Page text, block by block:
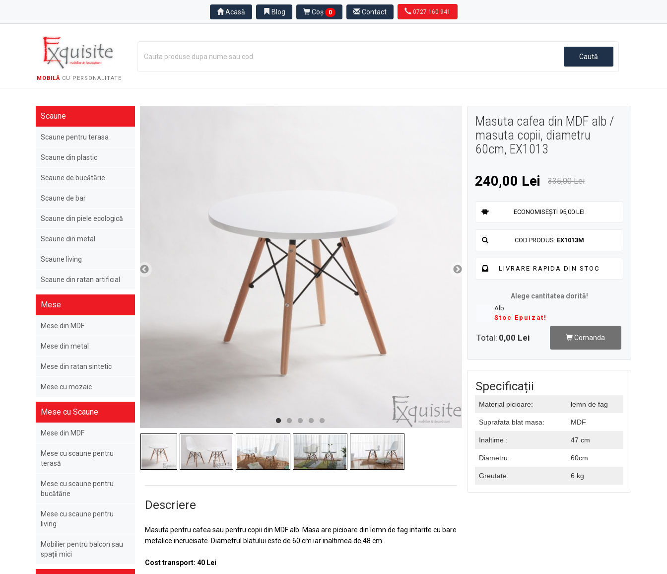
Acasă Blog Coș 0 Contact 0727 160 941
MOBILĂ CU PERSONALITATE
Scaune
Scaune pentru terasa
Scaune din plastic
Scaune de bucătărie
Scaune de bar
Scaune din piele ecologică
Scaune din metal
Scaune living
Scaune din ratan artificial
Mese
Mese din MDF
Mese din metal
Mese din ratan sintetic
Mese cu mozaic
Mese cu Scaune
Mese din MDF
Mese cu scaune pentru
terasă
Mese cu scaune pentru
bucătărie
Mese cu scaune pentru
living
Mobilier pentru balcon sau
spații mici
Descriere
Masuta pentru cafea sau pentru copii din MDF alb. Masa are picioare din lemn de fag intarite cu bare
metalice incrucisate. Diametrul blatului este de 60 cm iar inaltimea de 48 cm.
Cost transport: 40 Lei
Masuta cafea din MDF alb /
masuta copii, diametru
60cm, EX1013
240,00 Lei 335,00 Lei
ECONOMISEȘTI 95,00 LEI
COD PRODUS: EX1013M
LIVRARE RAPIDA DIN STOC
Alege cantitatea dorită!
Alb
Stoc Epuizat!
Total: 0,00 Lei Comanda
Specificații
Material picioare: lemn de fag
Suprafata blat masa: MDF
Inaltime : 47 cm
Diametru: 60cm
Greutate: 6 kg